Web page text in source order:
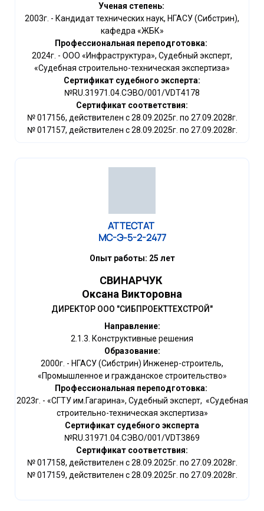
Ученая степень:
2003г. - Кандидат технических наук, НГАСУ (Сибстрин),
кафедра «ЖБК»
Профессиональная переподготовка:
2024г. - ООО «Инфраструктура», Судебный эксперт,
«Судебная строительно-техническая экспертиза»
Сертификат судебного эксперта:
№RU.31971.04.СЭВО/001/VDT4178
Сертификат соответствия:
№ 017156, действителен с 28.09.2025г. по 27.09.2028г.
№ 017157, действителен с 28.09.2025г. по 27.09.2028г.
АТТЕСТАТ
МС-Э-5-2-2477
Опыт работы: 25 лет
СВИНАРЧУК
Оксана Викторовна
ДИРЕКТОР ООО "СИБПРОЕКТТЕХСТРОЙ"
Направление:
2.1.3. Конструктивные решения
Образование:
2000г. - НГАСУ (Сибстрин) Инженер-строитель,
«Промышленное и гражданское строительство»
Профессиональная переподготовка:
2023г. - «СГТУ им.Гагарина», Судебный эксперт, «Судебная
строительно-техническая экспертиза»
Сертификат судебного эксперта
№RU.31971.04.СЭВО/001/VDT3869
Сертификат соответствия:
№ 017158, действителен с 28.09.2025г. по 27.09.2028г.
№ 017159, действителен с 28.09.2025г. по 27.09.2028г.